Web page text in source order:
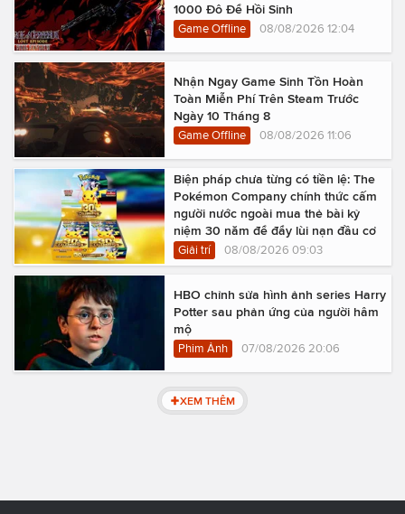
1000 Đô Để Hồi Sinh
Game Offline 08/08/2026 12:04
Nhận Ngay Game Sinh Tồn Hoàn
Toàn Miễn Phí Trên Steam Trước
Ngày 10 Tháng 8
Game Offline 08/08/2026 11:06
Biện pháp chưa từng có tiền lệ: The
Pokémon Company chính thức cấm
người nước ngoài mua thẻ bài kỷ
niệm 30 năm để đẩy lùi nạn đầu cơ
Giải trí 08/08/2026 09:03
HBO chỉnh sửa hình ảnh series Harry
Potter sau phản ứng của người hâm
mộ
Phim Ảnh 07/08/2026 20:06
XEM THÊM